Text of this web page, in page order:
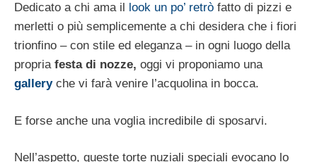
Dedicato a chi ama il look un po’ retrò fatto di pizzi e
merletti o più semplicemente a chi desidera che i fiori
trionfino – con stile ed eleganza – in ogni luogo della
propria festa di nozze, oggi vi proponiamo una
gallery che vi farà venire l’acquolina in bocca.
E forse anche una voglia incredibile di sposarvi.
Nell’aspetto, queste torte nuziali speciali evocano lo